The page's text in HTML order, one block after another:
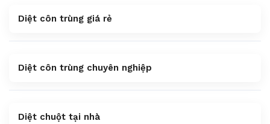
Diệt côn trùng giá rẻ
Diệt côn trùng chuyên nghiệp
Diệt chuột tại nhà